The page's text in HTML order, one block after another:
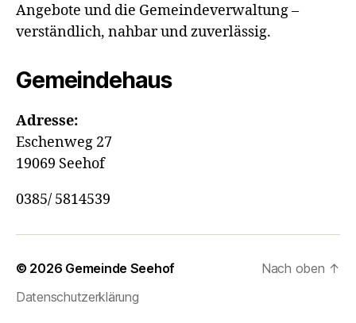
Angebote und die Gemeindeverwaltung –
verständlich, nahbar und zuverlässig.
Gemeindehaus
Adresse:
Eschenweg 27
19069 Seehof
0385/ 5814539
© 2026 Gemeinde Seehof
Datenschutzerklärung
Nach oben ↑